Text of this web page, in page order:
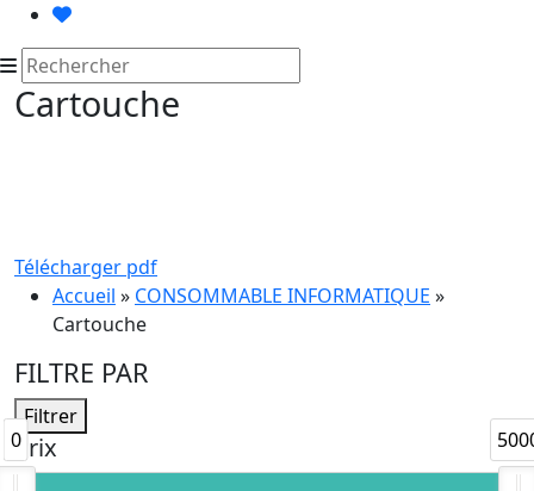
Cartouche
Télécharger pdf
Accueil » CONSOMMABLE INFORMATIQUE »
Cartouche
FILTRE PAR
Filtrer
Prix
0